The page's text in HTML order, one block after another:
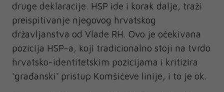
druge deklaracije. HSP ide i korak dalje, traži
preispitivanje njegovog hrvatskog
državljanstva od Vlade RH. Ovo je očekivana
pozicija HSP-a, koji tradicionalno stoji na tvrdo
hrvatsko-identitetskim pozicijama i kritizira
'građanski' pristup Komšićeve linije, i to je ok.